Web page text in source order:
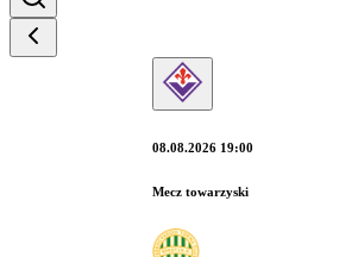
08.08.2026 19:00
Mecz towarzyski